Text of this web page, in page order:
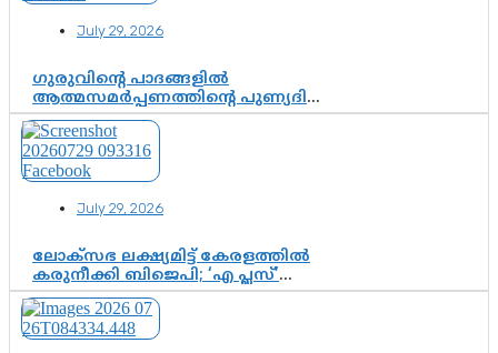
July 29, 2026
ഗുരുവിന്റെ പാദങ്ങളിൽ
ആത്മസമർപ്പണത്തിന്റെ പുണ്യദിനം;
മാതാ അമൃതാനന്ദമയി മഠത്തിൽ
ഭക്തിസാന്ദ്രമായി ഗുരുപൂർണിമ
ആഘോഷം
July 29, 2026
ലോക്സഭ ലക്ഷ്യമിട്ട് കേരളത്തിൽ
കരുനീക്കി ബിജെപി; ‘എ പ്ലസ്’
മണ്ഡലങ്ങളിൽ പ്രമുഖരെ ഇറക്കി
കേന്ദ്രനേതൃത്വം, തിരുവനന്തപുരത്ത്
രാജീവ് ചന്ദ്രശേഖർ, ആറ്റിങ്ങലിൽ